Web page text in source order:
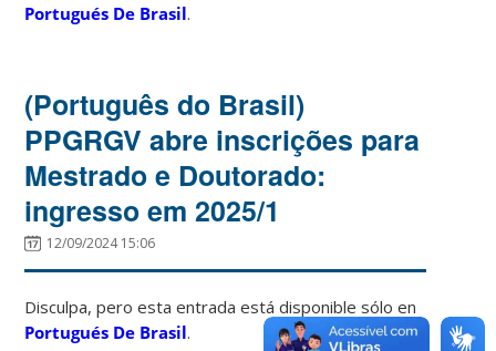
Portugués De Brasil.
(Português do Brasil)
PPGRGV abre inscrições para
Mestrado e Doutorado:
ingresso em 2025/1
12/09/2024 15:06
Disculpa, pero esta entrada está disponible sólo en
Portugués De Brasil.